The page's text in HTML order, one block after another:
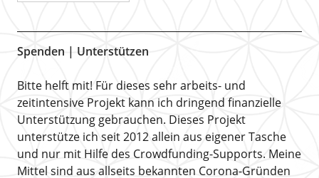
Spenden | Unterstützen
Bitte helft mit! Für dieses sehr arbeits- und
zeitintensive Projekt kann ich dringend finanzielle
Unterstützung gebrauchen. Dieses Projekt
unterstütze ich seit 2012 allein aus eigener Tasche
und nur mit Hilfe des Crowdfunding-Supports. Meine
Mittel sind aus allseits bekannten Corona-Gründen